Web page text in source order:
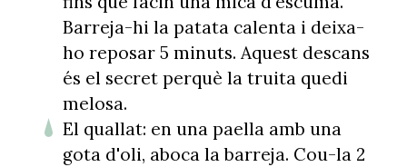
Barreja-hi la patata calenta i deixa-
ho reposar 5 minuts. Aquest descans
és el secret perquè la truita quedi
melosa.
El quallat: en una paella amb una
gota d'oli, aboca la barreja. Cou-la 2